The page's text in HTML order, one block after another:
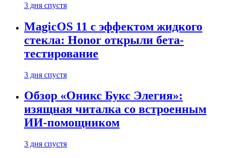
3 дня спустя
MagicOS 11 с эффектом жидкого
стекла: Honor открыли бета-
тестирование
3 дня спустя
Обзор «Оникс Букс Элегия»:
изящная читалка со встроенным
ИИ-помощником
3 дня спустя